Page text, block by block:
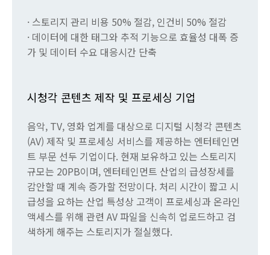
· 스토리지 관리 비용 50% 절감, 인건비 50% 절감
· 데이터에 대한 태그와 추적 기능으로 효율성 대폭 증
가 및 데이터 수요 대응시간 단축
시청각 콘텐츠 제작 및 프로세싱 기업
음악, TV, 영화 업계를 대상으로 디지털 시청각 콘텐츠
(AV) 제작 및 프로세싱 서비스를 제공하는 엔터테인먼
트 부문 선두 기업이다. 현재 보유하고 있는 스토리지
규모는 20PB이며, 엔터테인먼트 산업의 급성장세를
감안할 때 계속 증가할 전망이다. 처리 시간이 짧고 시
급성을 요하는 산업 특성상 고객이 프로세싱과 온라인
액세스를 위해 관련 AV 파일을 신속히 업로드하고 검
색하게 해주는 스토리지가 절실했다.